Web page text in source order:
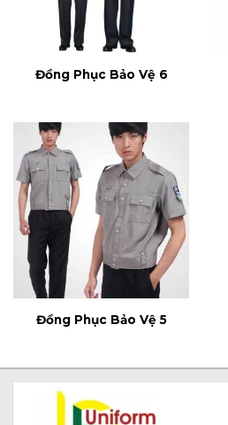
Đồng Phục Bảo Vệ 6
Đồng Phục Bảo Vệ 5